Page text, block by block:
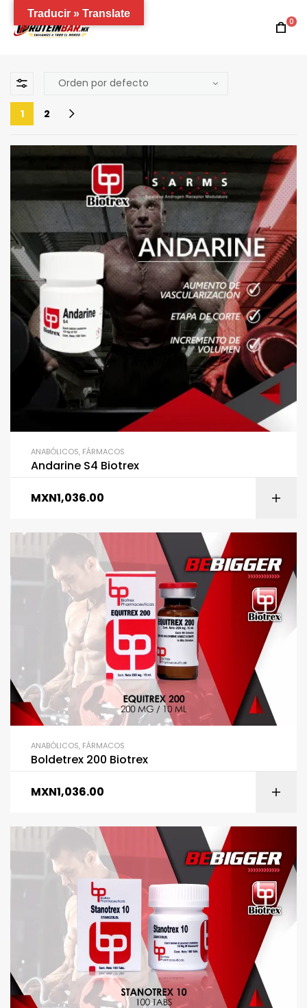
0
1 2
ANABÓLICOS, FÁRMACOS
Andarine S4 Biotrex
MXN1,036.00
ANABÓLICOS, FÁRMACOS
Boldetrex 200 Biotrex
MXN1,036.00
Traducir » Translate